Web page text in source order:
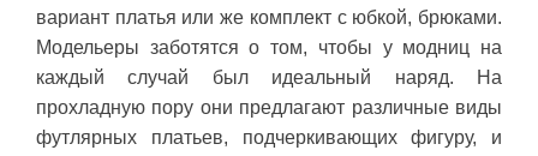
вариант платья или же комплект с юбкой, брюками.
Модельеры заботятся о том, чтобы у модниц на
каждый случай был идеальный наряд. На
прохладную пору они предлагают различные виды
футлярных платьев, подчеркивающих фигуру, и